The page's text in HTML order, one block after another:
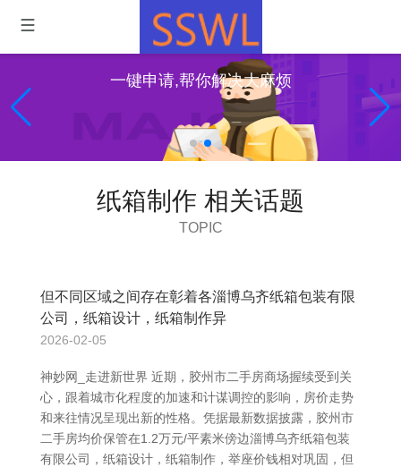
一键申请,帮你解决大麻烦
纸箱制作 相关话题
TOPIC
但不同区域之间存在彰着各淄博乌齐纸箱包装有限
公司，纸箱设计，纸箱制作异
2026-02-05
神妙网_走进新世界 近期，胶州市二手房商场握续受到关
心，跟着城市化程度的加速和计谋调控的影响，房价走势
和来往情况呈现出新的性格。凭据最新数据披露，胶州市
二手房均价保管在1.2万元/平素米傍边淄博乌齐纸箱包装
有限公司，纸箱设计，纸箱制作，举座价钱相对巩固，但